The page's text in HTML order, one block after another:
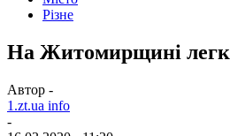
Різне
На Житомирщині
Автор -
1.zt.ua info
-